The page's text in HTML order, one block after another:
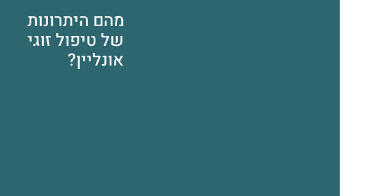
מהם היתרונות
של טיפול זוגי
אונליין?